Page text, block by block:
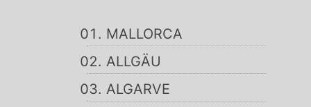
MALLORCA
ALLGÄU
ALGARVE